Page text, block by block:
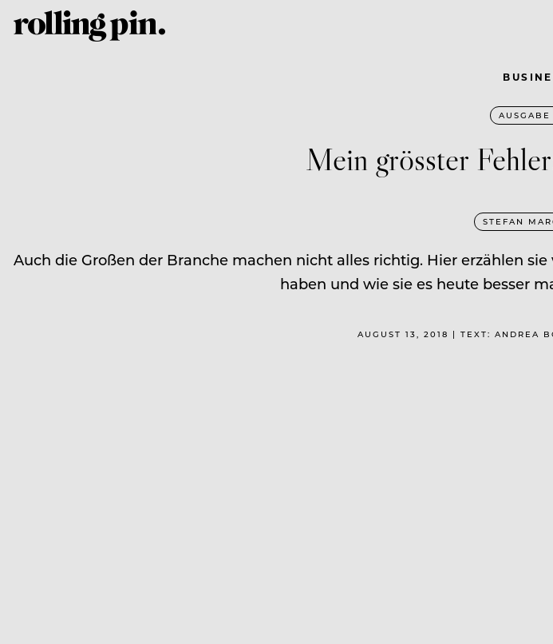
Mein grösster
STEFAN
Auch die Großen der Branche machen nicht alles richtig. Hier erzählen
haben und wie sie es heute besser
AUGUST 13, 2018 | TEXT: ANDREA